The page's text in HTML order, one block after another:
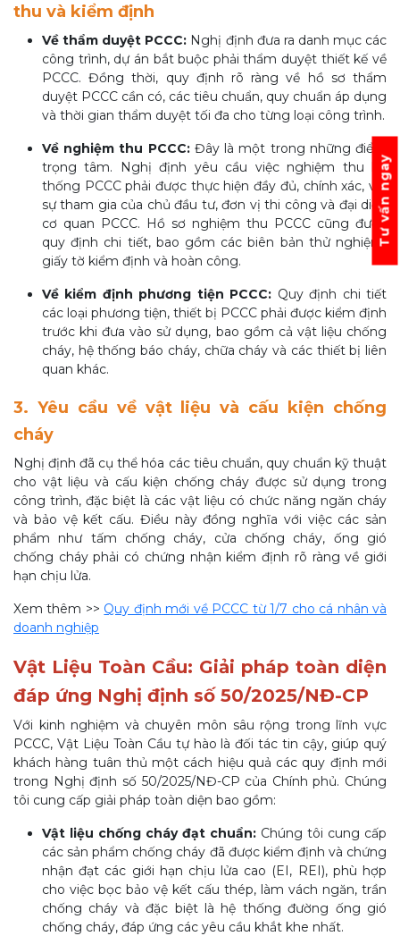
thu và kiểm định
Về thẩm duyệt PCCC: Nghị định đưa ra danh mục các
công trình, dự án bắt buộc phải thẩm duyệt thiết kế về
PCCC. Đồng thời, quy định rõ ràng về hồ sơ thẩm
duyệt PCCC cần có, các tiêu chuẩn, quy chuẩn áp dụng
và thời gian thẩm duyệt tối đa cho từng loại công trình.
Về nghiệm thu PCCC:Đây là một trong những điểm
trọng tâm. Nghị định yêu cầu việc nghiệm thu hệ
thống PCCC phải được thực hiện đầy đủ, chính xác, với
sự tham gia của chủ đầu tư, đơn vị thi công và đại diện
cơ quan PCCC. Hồ sơ nghiệm thu PCCC cũng được
quy định chi tiết, bao gồm các biên bản thử nghiệm,
giấy tờ kiểm định và hoàn công.
Về kiểm định phương tiện PCCC: Quy định chi tiết
các loại phương tiện, thiết bị PCCC phải được kiểm định
trước khi đưa vào sử dụng, bao gồm cả vật liệu chống
cháy, hệ thống báo cháy, chữa cháy và các thiết bị liên
quan khác.
3. Yêu cầu về vật liệu và cấu kiện chống
cháy
Nghị định đã cụ thể hóa các tiêu chuẩn, quy chuẩn kỹ thuật
cho vật liệu và cấu kiện chống cháy được sử dụng trong
công trình, đặc biệt là các vật liệu có chức năng ngăn cháy
và bảo vệ kết cấu. Điều này đồng nghĩa với việc các sản
phẩm như tấm chống cháy, cửa chống cháy, ống gió
chống cháy phải có chứng nhận kiểm định rõ ràng về giới
hạn chịu lửa.
Xem thêm >> Quy định mới về PCCC từ 1/7 cho cá nhân và
doanh nghiệp
Vật Liệu Toàn Cầu: Giải pháp toàn diện
đáp ứng Nghị định số 50/2025/NĐ-CP
Với kinh nghiệm và chuyên môn sâu rộng trong lĩnh vực
PCCC, Vật Liệu Toàn Cầu tự hào là đối tác tin cậy, giúp quý
khách hàng tuân thủ một cách hiệu quả các quy định mới
trong Nghị định số 50/2025/NĐ-CP của Chính phủ. Chúng
tôi cung cấp giải pháp toàn diện bao gồm:
Vật liệu chống cháy đạt chuẩn: Chúng tôi cung cấp
các sản phẩm chống cháy đã được kiểm định và chứng
nhận đạt các giới hạn chịu lửa cao (EI, REI), phù hợp
cho việc bọc bảo vệ kết cấu thép, làm vách ngăn, trần
chống cháy và đặc biệt là hệ thống đường ống gió
chống cháy, đáp ứng các yêu cầu khắt khe nhất.
Tư vấn ngay